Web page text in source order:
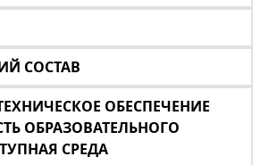
СОСТАВ
ОБЕСПЕЧЕНИЕ
ОБРАЗОВАТЕЛЬНОГО
СРЕДА